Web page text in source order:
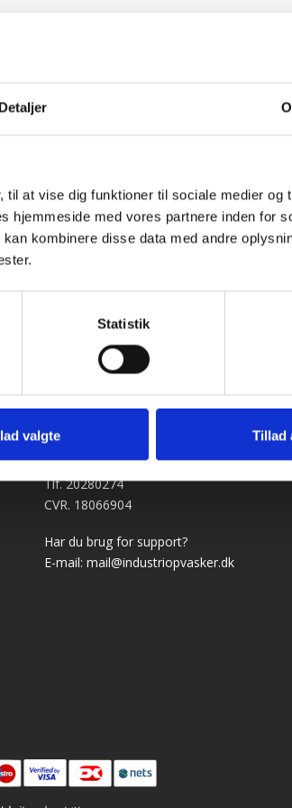
Detaljer
at vise dig funktioner til sociale medier og
hjemmeside med vores partnere inden for
kombinere disse data med andre
Statistik
valgte Tillad
!”
af Læse antik &
kommende.
fejl levering og
løst det i løbet
sekunder. God
Industriopvasker.dk
Tlf. 20280274
CVR. 18066904
Har du brug for support?
E-mail: mail@industriopvasker.dk